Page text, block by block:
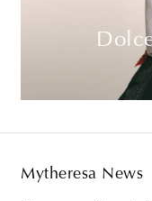
Mytheresa News